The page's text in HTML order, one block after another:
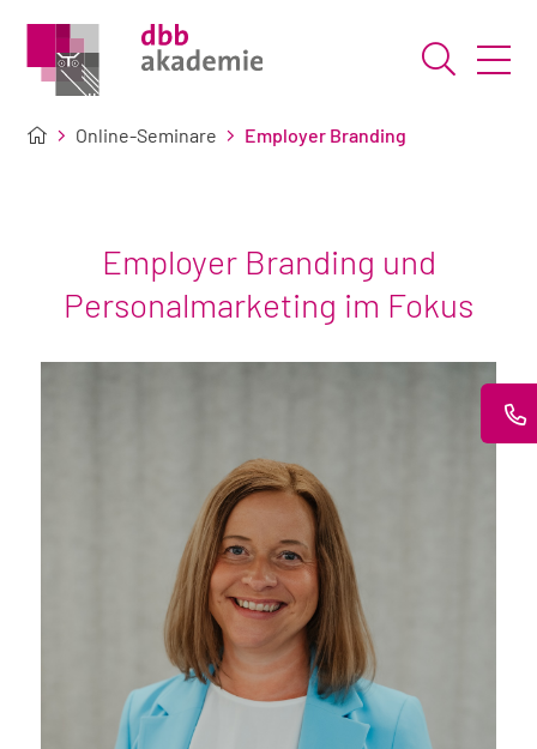
Suche
Online-Seminare Employer Branding
Employer Branding und
Personalmarketing im Fokus